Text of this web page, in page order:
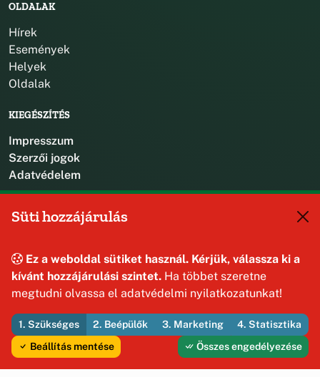
OLDALAK
Hírek
Események
Helyek
Oldalak
KIEGÉSZÍTÉS
Impresszum
Szerzői jogok
Adatvédelem
8192 Hajmáskér, Kossuth Lajos u. 31.
© 2026 Hajmáskér Község Önkormányzata — Minden jog
fenntartva
Fejleszti és üzemelteti az Útirány
Süti hozzájárulás
Ez a weboldal sütiket használ. Kérjük, válassza ki a
kívánt hozzájárulási szintet. Ha többet szeretne
megtudni olvassa el adatvédelmi nyilatkozatunkat!
1. Szükséges 2. Beépülők 3. Marketing
4. Statisztika
Beállítás mentése
Összes engedélyezése